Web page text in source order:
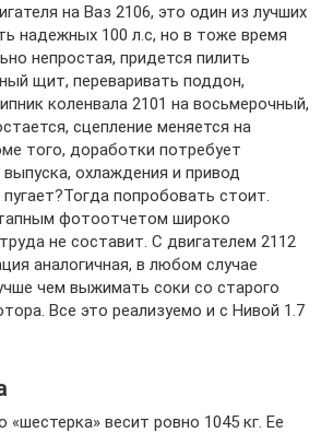
на Ваз 2106, это один из лучших
надежных 100 л.с, но в тоже время
непростая, придется пилить
щит, переваривать поддон,
коленвала 2101 на восьмерочный,
сцепление меняется на
того, доработки потребует
охлаждения и привод
попробовать стоит.
фотоотчетом широко
не составит. С двигателем 2112
аналогичная, в любом случае
чем выжимать соки со старого
Все это реализуемо и с Нивой 1.7
«шестерка» весит ровно 1045 кг. Ее